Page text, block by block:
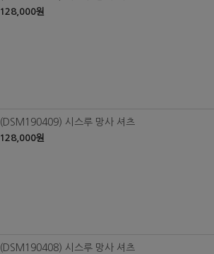
128,000원
(DSM190409) 시스루 망사 셔츠
128,000원
(DSM190408) 시스루 망사 셔츠